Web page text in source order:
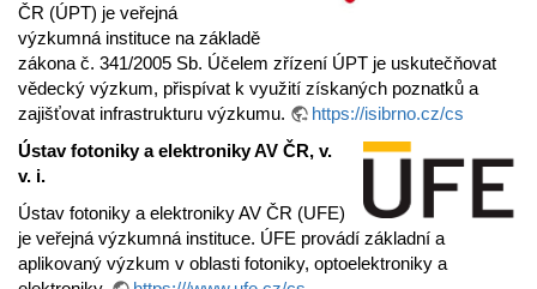
ČR (ÚPT) je veřejná
výzkumná instituce na základě
zákona č. 341/2005 Sb. Účelem zřízení ÚPT je uskutečňovat
vědecký výzkum, přispívat k využití získaných poznatků a
zajišťovat infrastrukturu výzkumu.
https://isibrno.cz/cs
Ústav fotoniky a elektroniky AV ČR, v.
v. i.
Ústav fotoniky a elektroniky AV ČR (UFE)
je veřejná výzkumná instituce. ÚFE provádí základní a
aplikovaný výzkum v oblasti fotoniky, optoelektroniky a